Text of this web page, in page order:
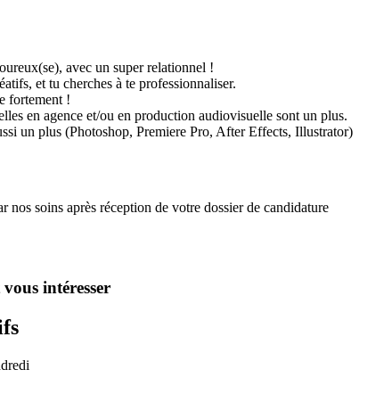
avec un super relationnel !
et tu cherches à te professionnaliser.
fortement !
en agence et/ou en production audiovisuelle sont un plus.
un plus (Photoshop, Premiere Pro, After Effects, Illustrator)
nos soins après réception de votre dossier de candidature
intéresser